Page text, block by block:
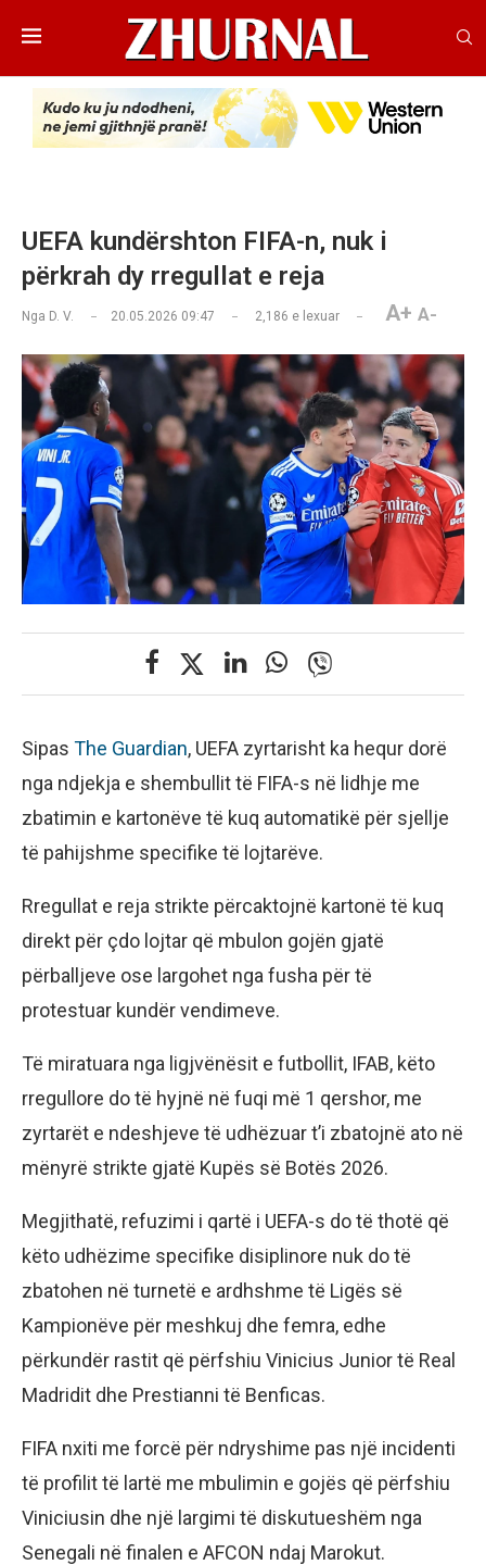
UEFA kundërshton FIFA-n, nuk i
përkrah dy rregullat e reja
Nga D. V. 20.05.2026 09:47 2,186 e lexuar A+ A-
Sipas The Guardian, UEFA zyrtarisht ka hequr dorë
nga ndjekja e shembullit të FIFA-s në lidhje me
zbatimin e kartonëve të kuq automatikë për sjellje
të pahijshme specifike të lojtarëve.
Rregullat e reja strikte përcaktojnë kartonë të kuq
direkt për çdo lojtar që mbulon gojën gjatë
përballjeve ose largohet nga fusha për të
protestuar kundër vendimeve.
Të miratuara nga ligjvënësit e futbollit, IFAB, këto
rregullore do të hyjnë në fuqi më 1 qershor, me
zyrtarët e ndeshjeve të udhëzuar t’i zbatojnë ato në
mënyrë strikte gjatë Kupës së Botës 2026.
Megjithatë, refuzimi i qartë i UEFA-s do të thotë që
këto udhëzime specifike disiplinore nuk do të
zbatohen në turnetë e ardhshme të Ligës së
Kampionëve për meshkuj dhe femra, edhe
përkundër rastit që përfshiu Vinicius Junior të Real
Madridit dhe Prestianni të Benficas.
FIFA nxiti me forcë për ndryshime pas një incidenti
të profilit të lartë me mbulimin e gojës që përfshiu
Viniciusin dhe një largimi të diskutueshëm nga
Senegali në finalen e AFCON ndaj Marokut.